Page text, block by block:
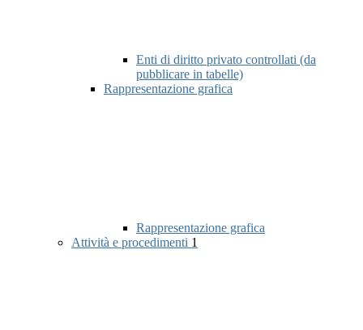
Enti di diritto privato controllati (da
pubblicare in tabelle)
Rappresentazione grafica
Rappresentazione grafica
Attività e procedimenti 1